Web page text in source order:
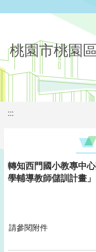
桃園市桃園
:::
轉知西門國小教專中
學輔導教師儲訓計畫」
請參閱附件